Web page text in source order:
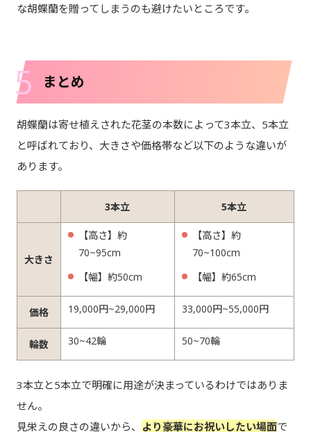
な胡蝶蘭を贈ってしまうのも避けたいところです。
5 まとめ
胡蝶蘭は寄せ植えされた花茎の本数によって3本立、5本立
と呼ばれており、大きさや価格帯など以下のような違いが
あります。
3本立 5本立
大きさ
【高さ】約
70~95cm
【幅】約50cm
【高さ】約
70~100cm
【幅】約65cm
価格 19,000円~29,000円 33,000円~55,000円
輪数 30~42輪 50~70輪
3本立と5本立で明確に用途が決まっているわけではありま
せん。
見栄えの良さの違いから、
より豪華にお祝いしたい場面で